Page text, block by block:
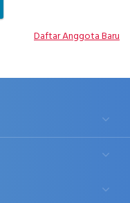
Daftar Anggota Baru